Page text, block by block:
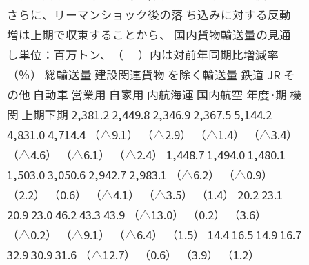
さらに、リーマンショック後の落 ち込みに対する反動
増は上期で収束することから、 国内貨物輸送量の見通
し単位：百万トン、（ ）内は対前年同期比増減率
（％） 総輸送量 建設関連貨物 を除く輸送量 鉄道 JR そ
の他 自動車 営業用 自家用 内航海運 国内航空 年度･期 機
関 上期下期 2,381.2 2,449.8 2,346.9 2,367.5 5,144.2
4,831.0 4,714.4 （△9.1） （△2.9） （△1.4） （△3.4）
（△4.6） （△6.1） （△2.4） 1,448.7 1,494.0 1,480.1
1,503.0 3,050.6 2,942.7 2,983.1 （△6.2） （△0.9）
（2.2） （0.6） （△4.1） （△3.5） （1.4） 20.2 23.1
20.9 23.0 46.2 43.3 43.9 （△13.0） （0.2） （3.6）
（△0.2） （△9.1） （△6.4） （1.5） 14.4 16.5 14.9 16.7
32.9 30.9 31.6 （△12.7） （0.6） （3.9） （1.2）